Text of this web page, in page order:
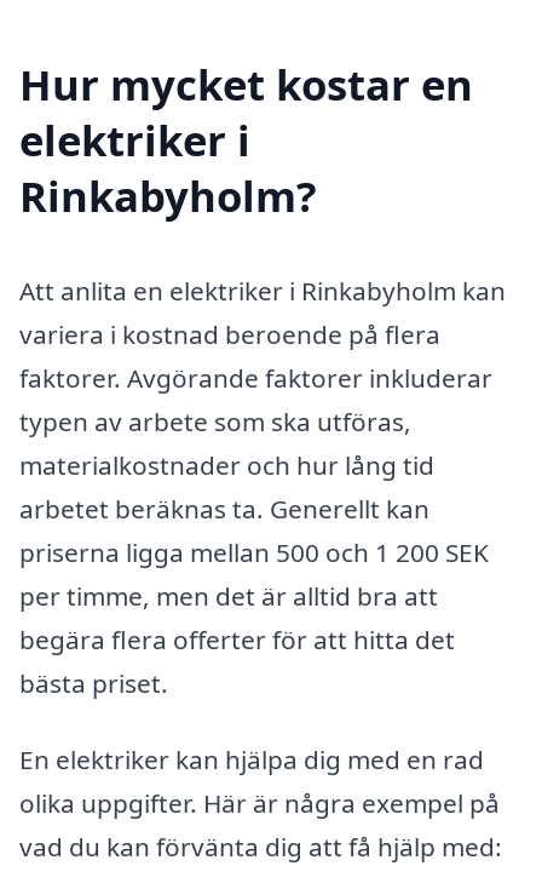
Hur mycket kostar en
elektriker i
Rinkabyholm?
Att anlita en elektriker i Rinkabyholm kan
variera i kostnad beroende på flera
faktorer. Avgörande faktorer inkluderar
typen av arbete som ska utföras,
materialkostnader och hur lång tid
arbetet beräknas ta. Generellt kan
priserna ligga mellan 500 och 1 200 SEK
per timme, men det är alltid bra att
begära flera offerter för att hitta det
bästa priset.
En elektriker kan hjälpa dig med en rad
olika uppgifter. Här är några exempel på
vad du kan förvänta dig att få hjälp med: